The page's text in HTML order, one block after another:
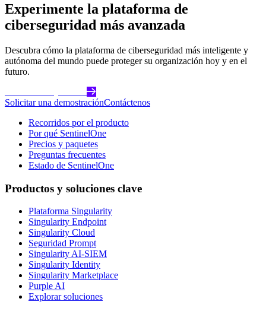
Experimente la plataforma de
ciberseguridad más avanzada
Descubra cómo la plataforma de ciberseguridad más inteligente y
autónoma del mundo puede proteger su organización hoy y en el
futuro.
Solicitar una demostraciónContáctenos
Recorridos por el producto
Por qué SentinelOne
Precios y paquetes
Preguntas frecuentes
Estado de SentinelOne
Productos y soluciones clave
Plataforma Singularity
Singularity Endpoint
Singularity Cloud
Seguridad Prompt
Singularity AI-SIEM
Singularity Identity
Singularity Marketplace
Purple AI
Explorar soluciones